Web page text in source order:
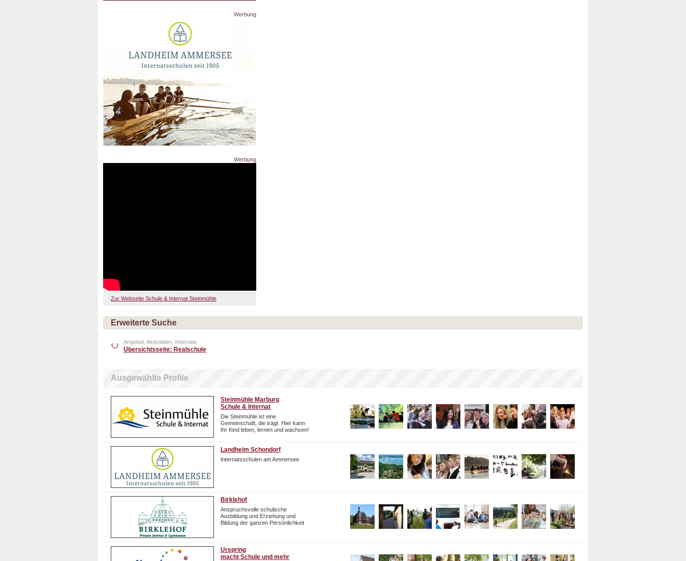
Werbung
Werbung
Zur Webseite Schule & Internat Steinmühle
Erweiterte Suche
Angebot, Aktivitäten, Internate
Übersichtsseite: Realschule
Ausgewählte Profile
Steinmühle Marburg
Schule & Internat
Die Steinmühle ist eine
Gemeinschaft, die trägt. Hier kann
Ihr Kind leben, lernen und wachsen!
Landheim Schondorf
Internatsschulen am Ammersee
Birklehof
Anspruchsvolle schulische
Ausbildung und Erziehung und
Bildung der ganzen Persönlichkeit
Urspring
macht Schule und mehr